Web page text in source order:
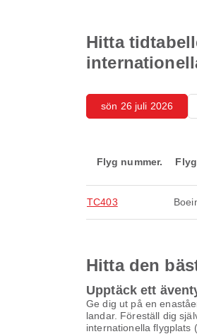
Hitta
sön 26 juli 2026
Flyg nummer.
TC403
Hitta den
Upptäck ett
Ge dig ut på en
landar. Föreställ dig
internationella flygplats